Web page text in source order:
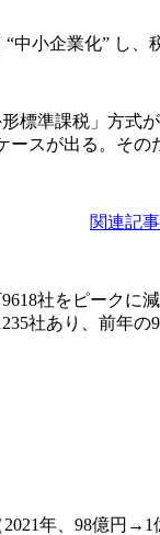
小企業化” し
標準課税」方式
ースが出る。そ
関連記
社をピークに
社あり、前年の
年、98億円→1